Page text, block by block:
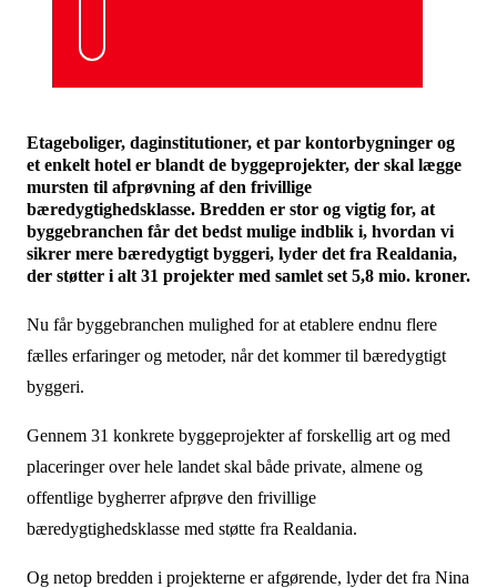
Etageboliger, daginstitutioner, et par kontorbygninger og
et enkelt hotel er blandt de byggeprojekter, der skal lægge
mursten til afprøvning af den frivillige
bæredygtighedsklasse. Bredden er stor og vigtig for, at
byggebranchen får det bedst mulige indblik i, hvordan vi
sikrer mere bæredygtigt byggeri, lyder det fra Realdania,
der støtter i alt 31 projekter med samlet set 5,8 mio. kroner.
Nu får byggebranchen mulighed for at etablere endnu flere
fælles erfaringer og metoder, når det kommer til bæredygtigt
byggeri.
Gennem 31 konkrete byggeprojekter af forskellig art og med
placeringer over hele landet skal både private, almene og
offentlige bygherrer afprøve den frivillige
bæredygtighedsklasse med støtte fra Realdania.
Og netop bredden i projekterne er afgørende, lyder det fra Nina